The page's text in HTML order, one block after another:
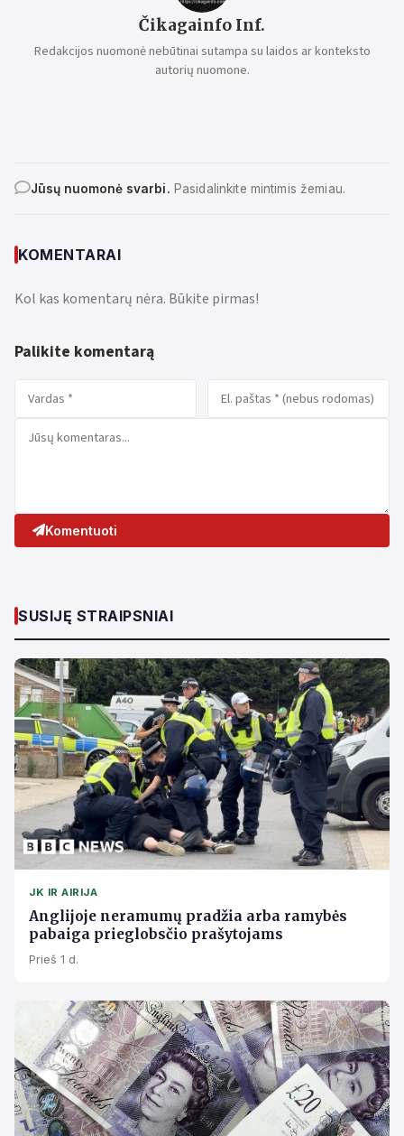
Čikagainfo Inf.
Redakcijos nuomonė nebūtinai sutampa su laidos ar konteksto
autorių nuomone.
Jūsų nuomonė svarbi. Pasidalinkite mintimis žemiau.
KOMENTARAI
Kol kas komentarų nėra. Būkite pirmas!
Palikite komentarą
Komentuoti
SUSIJĘ STRAIPSNIAI
JK IR AIRIJA
Anglijoje neramumų pradžia arba ramybės
pabaiga prieglobsčio prašytojams
Prieš 1 d.